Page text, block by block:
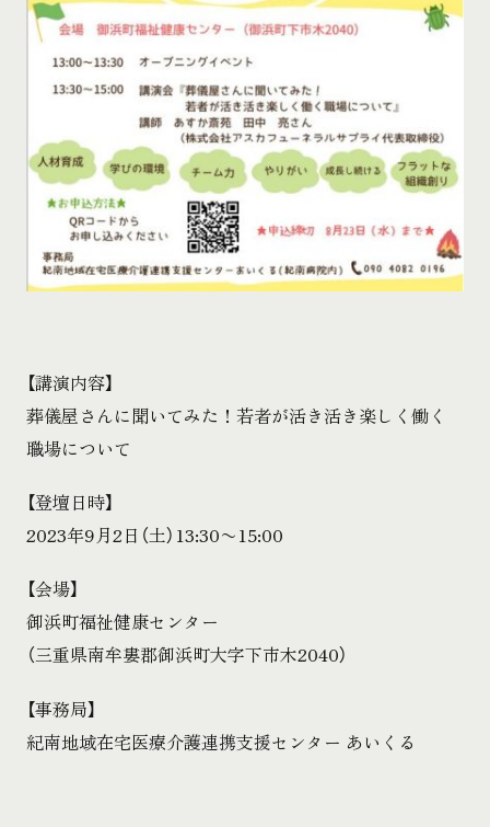
【講演内容】
葬儀屋さんに聞いてみた！若者が活き活き楽しく働く
職場について
【登壇日時】
2023年9月2日（土）13:30〜15:00
【会場】
御浜町福祉健康センター
（三重県南牟婁郡御浜町大字下市木2040）
【事務局】
紀南地域在宅医療介護連携支援センター あいくる